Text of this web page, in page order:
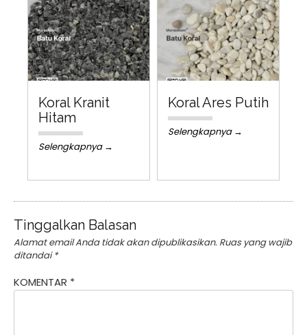
Koral Kranit
Hitam
Selengkapnya →
Koral Ares Putih
Selengkapnya →
Tinggalkan Balasan
Alamat email Anda tidak akan dipublikasikan. Ruas yang wajib
ditandai*
KOMENTAR *